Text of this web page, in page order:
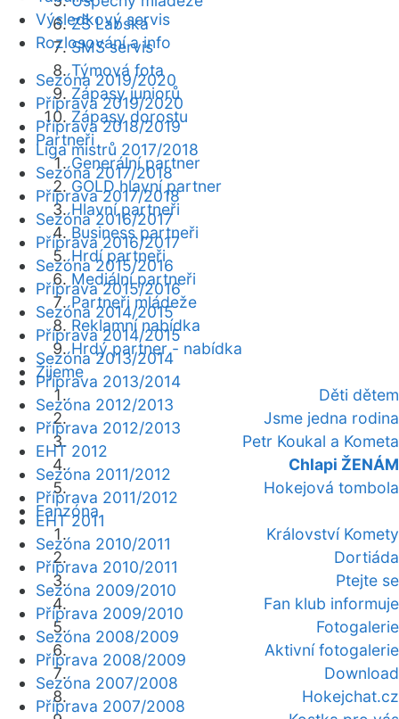
ZŠ Labská
SMS servis
Týmová fota
Zápasy juniorů
Zápasy dorostu
Partneři
Generální partner
GOLD hlavní partner
Hlavní partneři
Business partneři
Hrdí partneři
Mediální partneři
Partneři mládeže
Reklamní nabídka
Hrdý partner - nabídka
Žijeme
Děti dětem
Jsme jedna rodina
Petr Koukal a Kometa
Chlapi ŽENÁM
Hokejová tombola
Fanzóna
Království Komety
Dortiáda
Ptejte se
Fan klub informuje
Fotogalerie
Aktivní fotogalerie
Download
Hokejchat.cz
Výsledkový servis
Rozlosování a info
Sezóna 2019/2020
Příprava 2019/2020
Příprava 2018/2019
Liga mistrů 2017/2018
Sezóna 2017/2018
Příprava 2017/2018
Sezóna 2016/2017
Příprava 2016/2017
Sezóna 2015/2016
Příprava 2015/2016
Sezóna 2014/2015
Příprava 2014/2015
Sezóna 2013/2014
Příprava 2013/2014
Sezóna 2012/2013
Příprava 2012/2013
EHT 2012
Sezóna 2011/2012
Příprava 2011/2012
EHT 2011
Sezóna 2010/2011
Příprava 2010/2011
Sezóna 2009/2010
Příprava 2009/2010
Sezóna 2008/2009
Příprava 2008/2009
Sezóna 2007/2008
Příprava 2007/2008